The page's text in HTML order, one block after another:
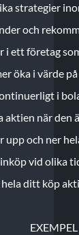
strategier
och
i ett företag
öka i värde
i
aktien när den
upp och ner
vid olika
ditt köp
EXEMPEL